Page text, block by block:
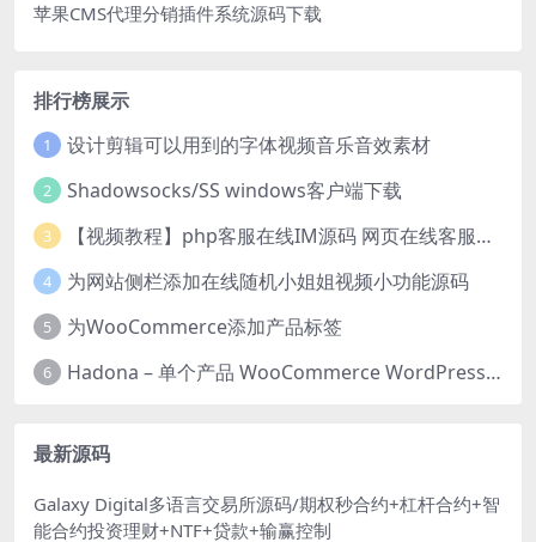
苹果CMS代理分销插件系统源码下载
排行榜展示
1 设计剪辑可以用到的字体视频音乐音效素材
2 Shadowsocks/SS windows客户端下载
3 【视频教程】php客服在线IM源码 网页在线客服软件代码
4 为网站侧栏添加在线随机小姐姐视频小功能源码
5 为WooCommerce添加产品标签
6 Hadona – 单个产品 WooCommerce WordPress 主题
最新源码
Galaxy Digital多语言交易所源码/期权秒合约+杠杆合约+智
能合约投资理财+NTF+贷款+输赢控制